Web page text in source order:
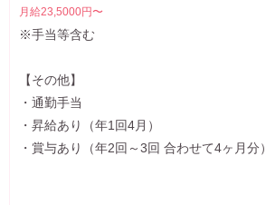
月給23,5000円〜
※手当等含む
【その他】
・通勤手当
・昇給あり（年1回4月）
・賞与あり（年2回～3回 合わせて4ヶ月分）